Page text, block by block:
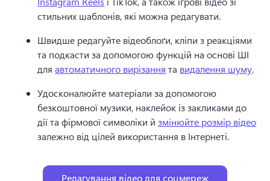
стильних шаблонів, які можна редагувати.
Швидше редагуйте відеоблоґи, кліпи з реакціями
та подкасти за допомогою функцій на основі ШІ
для автоматичного вирізання та видалення шуму.
Удосконалюйте матеріали за допомогою
безкоштовної музики, наклейок із закликами до
дії та фірмової символіки й змінюйте розмір відео
залежно від цілей використання в Інтернеті.
Редагування відео для соцмереж